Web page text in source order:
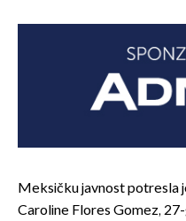
Meksičku javnost potresla
Caroline Flores Gomez,